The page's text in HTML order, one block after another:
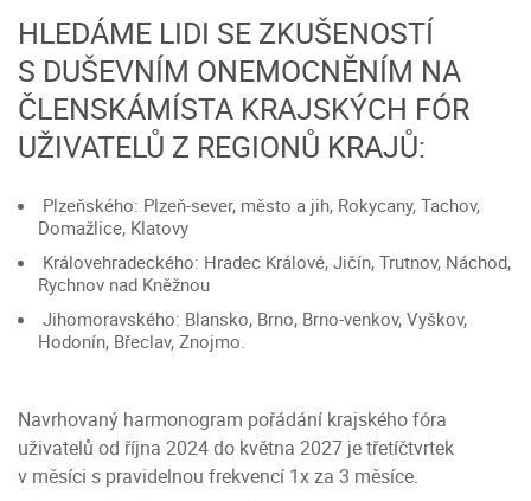
HLEDÁME LIDI SE ZKUŠENOSTÍ
S DUŠEVNÍM ONEMOCNĚNÍM NA
ČLENSKÁMÍSTA KRAJSKÝCH FÓR
UŽIVATELŮ Z REGIONŮ KRAJŮ:
Plzeňského: Plzeň-sever, město a jih, Rokycany, Tachov,
Domažlice, Klatovy
Královehradeckého: Hradec Králové, Jičín, Trutnov, Náchod,
Rychnov nad Kněžnou
Jihomoravského: Blansko, Brno, Brno-venkov, Vyškov,
Hodonín, Břeclav, Znojmo.
Navrhovaný harmonogram pořádání krajského fóra
uživatelů od října 2024 do května 2027 je třetíčtvrtek
v měsíci s pravidelnou frekvencí 1x za 3 měsíce.